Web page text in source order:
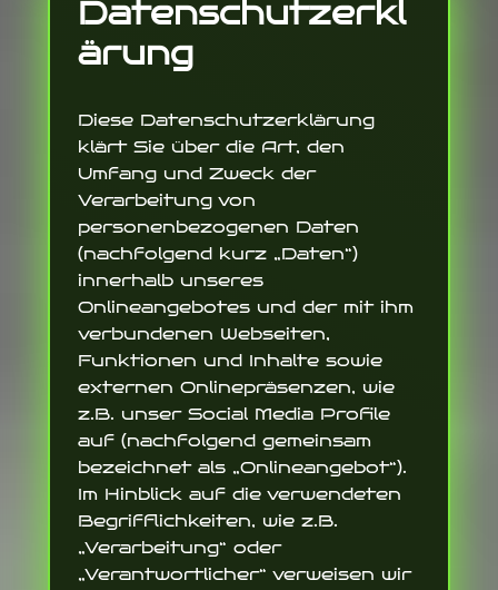
Datenschutzerkl
ärung
Diese Datenschutzerklärung
klärt Sie über die Art, den
Umfang und Zweck der
Verarbeitung von
personenbezogenen Daten
(nachfolgend kurz „Daten“)
innerhalb unseres
Onlineangebotes und der mit ihm
verbundenen Webseiten,
Funktionen und Inhalte sowie
externen Onlinepräsenzen, wie
z.B. unser Social Media Profile
auf (nachfolgend gemeinsam
bezeichnet als „Onlineangebot“).
Im Hinblick auf die verwendeten
Begrifflichkeiten, wie z.B.
„Verarbeitung“ oder
„Verantwortlicher“ verweisen wir